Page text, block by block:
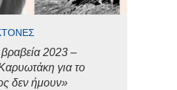
βραβεία 2023 –
για το
δεν ήμουν»